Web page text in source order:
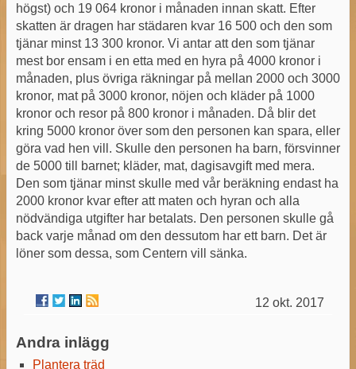
högst) och 19 064 kronor i månaden innan skatt. Efter
skatten är dragen har städaren kvar 16 500 och den som
tjänar minst 13 300 kronor. Vi antar att den som tjänar
mest bor ensam i en etta med en hyra på 4000 kronor i
månaden, plus övriga räkningar på mellan 2000 och 3000
kronor, mat på 3000 kronor, nöjen och kläder på 1000
kronor och resor på 800 kronor i månaden. Då blir det
kring 5000 kronor över som den personen kan spara, eller
göra vad hen vill. Skulle den personen ha barn, försvinner
de 5000 till barnet; kläder, mat, dagisavgift med mera.
Den som tjänar minst skulle med vår beräkning endast ha
2000 kronor kvar efter att maten och hyran och alla
nödvändiga utgifter har betalats. Den personen skulle gå
back varje månad om den dessutom har ett barn. Det är
löner som dessa, som Centern vill sänka.
12 okt. 2017
Andra inlägg
Plantera träd